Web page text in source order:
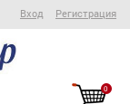
Вход Регистрация
0